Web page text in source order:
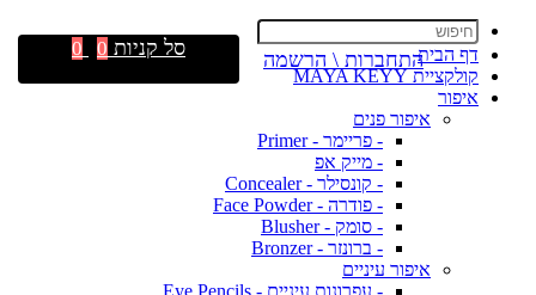
דף הבית
קולקציית MAYA KEYY
איפור
איפור פנים
- פריימר - Primer
- מייק אפ
- קונסילר - Concealer
- פודרה - Face Powder
- סומק - Blusher
- ברונזר - Bronzer
איפור עיניים
- עפרונות עיניים - Eye Pencils
התחברות \ הרשמה סל קניות 0
0